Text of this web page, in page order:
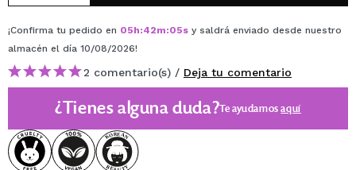
¡Confirma tu pedido en 05h:42m:05s y saldrá enviado desde nuestro
almacén el día 10/08/2026!
2 comentario(s) / Deja tu comentario
¿Tienes alguna duda?Te ayudamosaquí